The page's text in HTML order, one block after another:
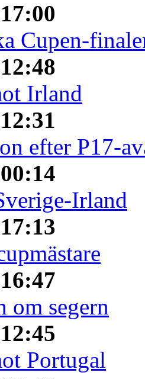
Cupen-
Irland
efter P17-
Irland
om segern
Portugal